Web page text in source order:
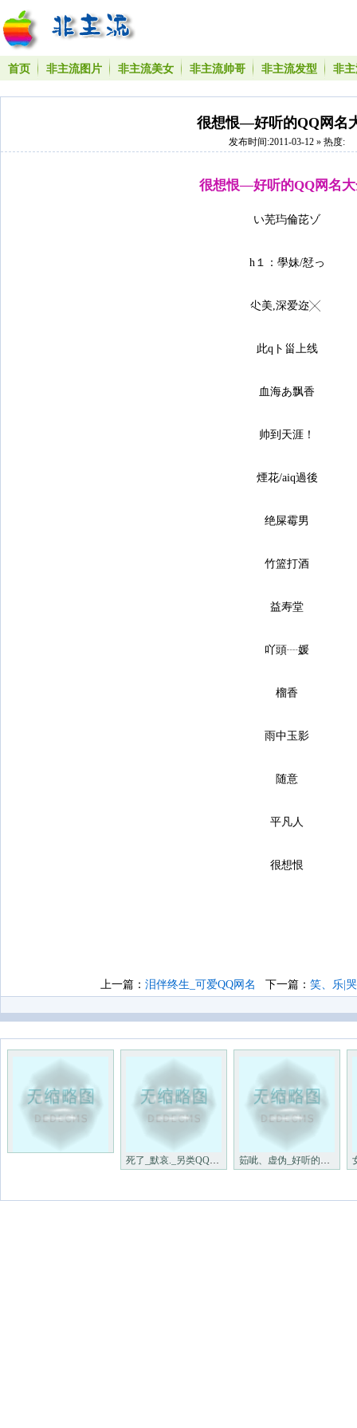
首页 非主流图片 非主流美女 非主流帅哥 非主流发型 非
很想恨—好听的QQ网名
发布时间:2011-03-12 » 热度:
很想恨—好听的QQ网名
い芜玙倫芘ゾ
h１：學妹/恏っ
尐美,深爱迩╳
此qト甾上线
血海あ飘香
帅到天涯！
煙花/aiq過後
绝屎霉男
竹篮打酒
益寿堂
吖頭┈媛
榴香
雨中玉影
随意
平凡人
很想恨
上一篇： 泪伴终生_可爱QQ网名 下一篇： 笑、乐|
死了_默哀._另类QQ个性网名 筎呲、虚伪_好听的女生个性网